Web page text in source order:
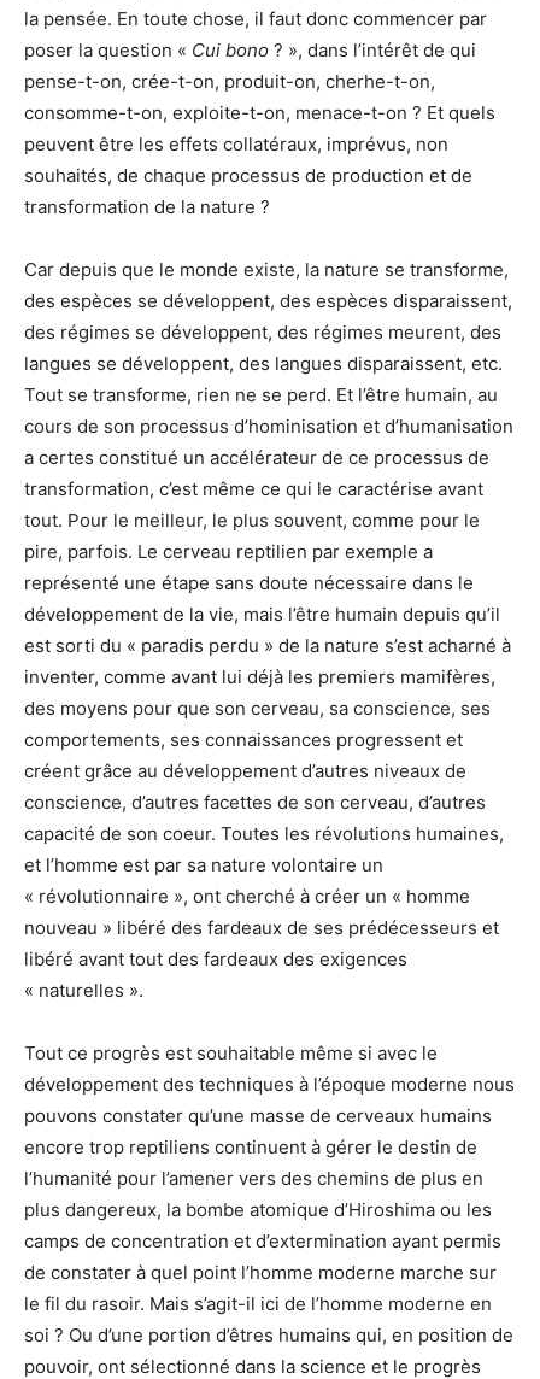
la pensée. En toute chose, il faut donc commencer par
poser la question « Cui bono ? », dans l’intérêt de qui
pense-t-on, crée-t-on, produit-on, cherhe-t-on,
consomme-t-on, exploite-t-on, menace-t-on ? Et quels
peuvent être les effets collatéraux, imprévus, non
souhaités, de chaque processus de production et de
transformation de la nature ?
Car depuis que le monde existe, la nature se transforme,
des espèces se développent, des espèces disparaissent,
des régimes se développent, des régimes meurent, des
langues se développent, des langues disparaissent, etc.
Tout se transforme, rien ne se perd. Et l’être humain, au
cours de son processus d’hominisation et d’humanisation
a certes constitué un accélérateur de ce processus de
transformation, c’est même ce qui le caractérise avant
tout. Pour le meilleur, le plus souvent, comme pour le
pire, parfois. Le cerveau reptilien par exemple a
représenté une étape sans doute nécessaire dans le
développement de la vie, mais l’être humain depuis qu’il
est sorti du « paradis perdu » de la nature s’est acharné à
inventer, comme avant lui déjà les premiers mamifères,
des moyens pour que son cerveau, sa conscience, ses
comportements, ses connaissances progressent et
créent grâce au développement d’autres niveaux de
conscience, d’autres facettes de son cerveau, d’autres
capacité de son coeur. Toutes les révolutions humaines,
et l’homme est par sa nature volontaire un
« révolutionnaire », ont cherché à créer un « homme
nouveau » libéré des fardeaux de ses prédécesseurs et
libéré avant tout des fardeaux des exigences
« naturelles ».
Tout ce progrès est souhaitable même si avec le
développement des techniques à l’époque moderne nous
pouvons constater qu’une masse de cerveaux humains
encore trop reptiliens continuent à gérer le destin de
l’humanité pour l’amener vers des chemins de plus en
plus dangereux, la bombe atomique d’Hiroshima ou les
camps de concentration et d’extermination ayant permis
de constater à quel point l’homme moderne marche sur
le fil du rasoir. Mais s’agit-il ici de l’homme moderne en
soi ? Ou d’une portion d’êtres humains qui, en position de
pouvoir, ont sélectionné dans la science et le progrès